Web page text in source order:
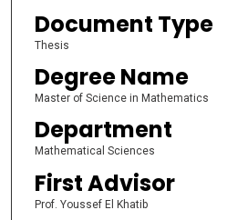
Document Type
Thesis
Degree Name
Master of Science in Mathematics
Department
Mathematical Sciences
First Advisor
Prof. Youssef El Khatib